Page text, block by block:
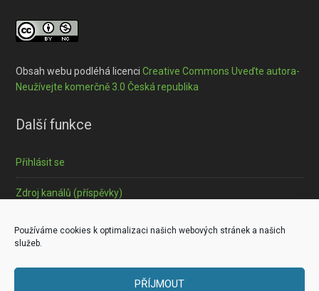
Používáme cookies k optimalizaci našich webových stránek a našich
služeb.
PŘÍJMOUT
Obsah webu podléhá licenciCreative Commons Uveďte autora-
Neužívejte komerčně 3.0 Česká republika
Další funkce
Přihlásit se
Zdroj kanálů (příspěvky)